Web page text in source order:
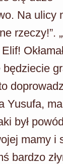
Na ulicy
rzeczy!”.
będziecie
Yusufa,
był
mamy i
bardzo